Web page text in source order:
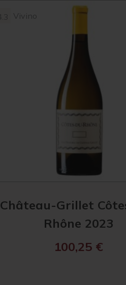
Vivino
Château-Grillet
Rhône 2023
100,25 €